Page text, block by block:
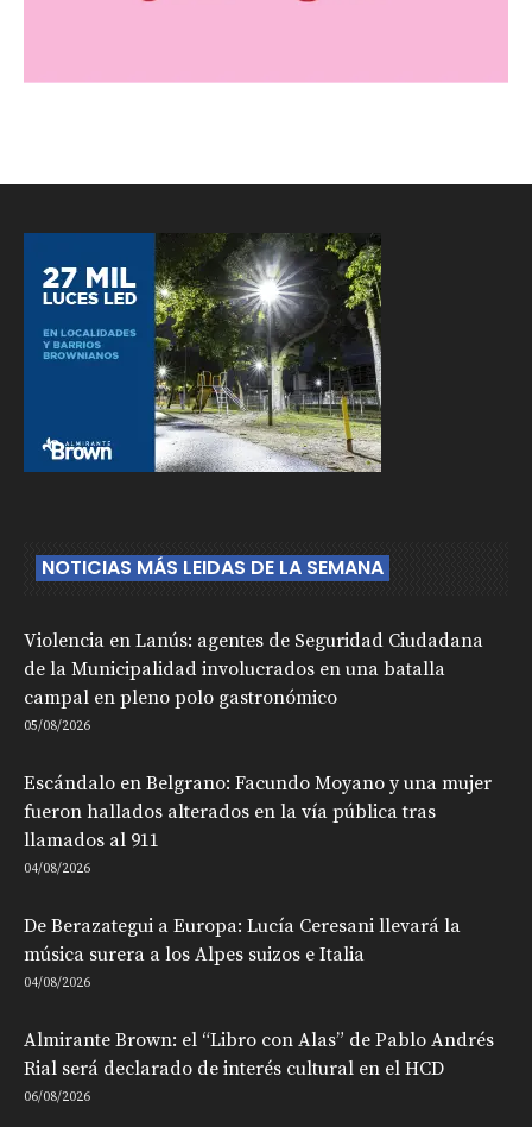
NOTICIAS MÁS LEIDAS DE LA SEMANA
Violencia en Lanús: agentes de Seguridad Ciudadana
de la Municipalidad involucrados en una batalla
campal en pleno polo gastronómico
05/08/2026
Escándalo en Belgrano: Facundo Moyano y una mujer
fueron hallados alterados en la vía pública tras
llamados al 911
04/08/2026
De Berazategui a Europa: Lucía Ceresani llevará la
música surera a los Alpes suizos e Italia
04/08/2026
Almirante Brown: el “Libro con Alas” de Pablo Andrés
Rial será declarado de interés cultural en el HCD
06/08/2026